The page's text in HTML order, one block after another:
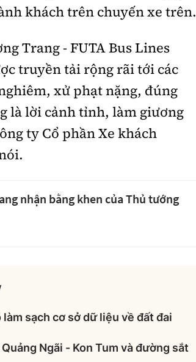
khách trên chuyến xe trên.
Trang - FUTA Bus Lines
truyền tải rộng rãi tới các
xử phạt nặng, đúng
là lời cảnh tỉnh, làm giương
ty Cổ phần Xe khách
nhận bằng khen của Thủ tướng
sạch cơ sở dữ liệu về đất đai
Ngãi - Kon Tum và đường sắt